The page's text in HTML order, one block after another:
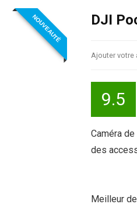
NOUVEAUTÉ DJI
Ajouter votre
9.5
Caméra
des
Meilleur